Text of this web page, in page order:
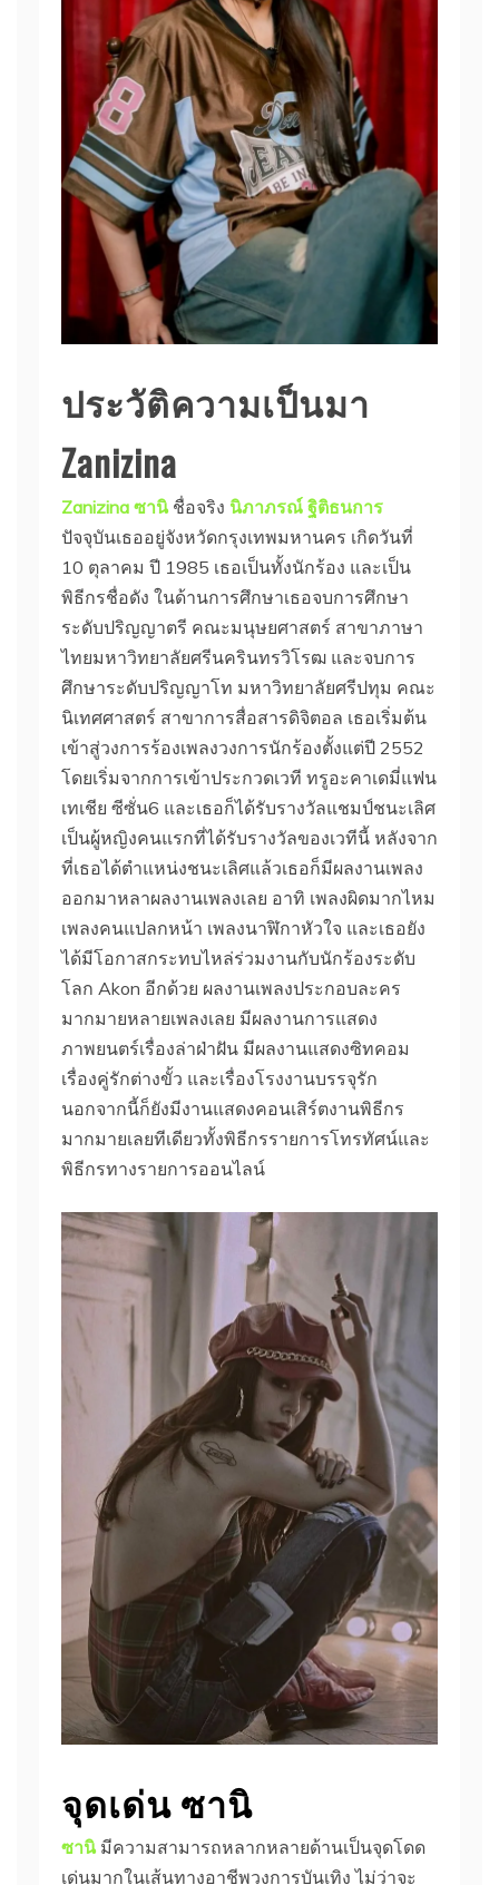
ประวัติความเป็นมา
Zanizina
Zanizina ซานิชื่อจริง นิภาภรณ์ ฐิติธนการ
ปัจจุบันเธออยู่จังหวัดกรุงเทพมหานคร เกิดวันที่
10 ตุลาคม ปี 1985 เธอเป็นทั้งนักร้อง และเป็น
พิธีกรชื่อดัง ในด้านการศึกษาเธอจบการศึกษา
ระดับปริญญาตรี คณะมนุษยศาสตร์ สาขาภาษา
ไทยมหาวิทยาลัยศรีนครินทรวิโรฒ และจบการ
ศึกษาระดับปริญญาโท มหาวิทยาลัยศรีปทุม คณะ
นิเทศศาสตร์ สาขาการสื่อสารดิจิตอล เธอเริ่มต้น
เข้าสู่วงการร้องเพลงวงการนักร้องตั้งแต่ปี 2552
โดยเริ่มจากการเข้าประกวดเวที ทรูอะคาเดมี่แฟน
เทเชีย ซีซั่น6 และเธอก็ได้รับรางวัลแชมป์ชนะเลิศ
เป็นผู้หญิงคนแรกที่ได้รับรางวัลของเวทีนี้ หลังจาก
ที่เธอได้ตำแหน่งชนะเลิศแล้วเธอก็มีผลงานเพลง
ออกมาหลาผลงานเพลงเลย อาทิ เพลงผิดมากไหม
เพลงคนแปลกหน้า เพลงนาฬิกาหัวใจ และเธอยัง
ได้มีโอกาสกระทบไหล่ร่วมงานกับนักร้องระดับ
โลก Akon อีกด้วย ผลงานเพลงประกอบละคร
มากมายหลายเพลงเลย มีผลงานการแสดง
ภาพยนตร์เรื่องล่าฝ่าฝัน มีผลงานแสดงซิทคอม
เรื่องคู่รักต่างขั้ว และเรื่องโรงงานบรรจุรัก
นอกจากนี้ก็ยังมีงานแสดงคอนเสิร์ตงานพิธีกร
มากมายเลยทีเดียวทั้งพิธีกรรายการโทรทัศน์และ
พิธีกรทางรายการออนไลน์
จุดเด่น ซานิ
ซานิมีความสามารถหลากหลายด้านเป็นจุดโดด
เด่นมากในเส้นทางอาชีพวงการบันเทิง ไม่ว่าจะ